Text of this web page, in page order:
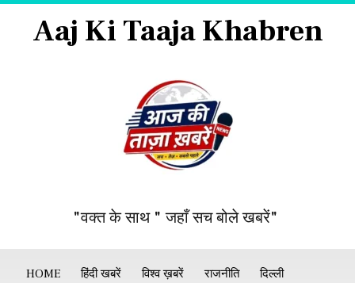
Aaj Ki Taaja Khabren
"वक्त के साथ " जहाँ सच बोले खबरें"
HOME हिंदी खबरें विश्व ख़बरें राजनीति दिल्ली